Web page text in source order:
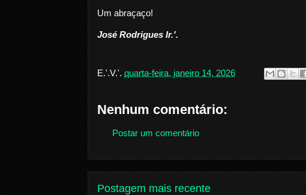
Um abraçaço!
José Rodrigues Ir.'.
E.'.V.'. quarta-feira, janeiro 14, 2026
Nenhum comentário:
Postar um comentário
Postagem mais recente